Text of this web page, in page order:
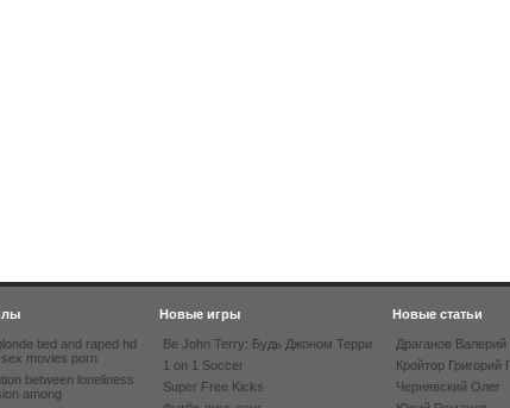
tied and raped hd
movies porn
between loneliness
among
Новые игры
Be John Terry: Будь Джоном Терри
1 on 1 Soccer
Super Free Kicks
Новые статьи
Драганов Валерий
Кройтор Григорий
Чернявский Олег